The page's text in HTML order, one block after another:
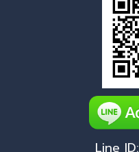
Line ID: